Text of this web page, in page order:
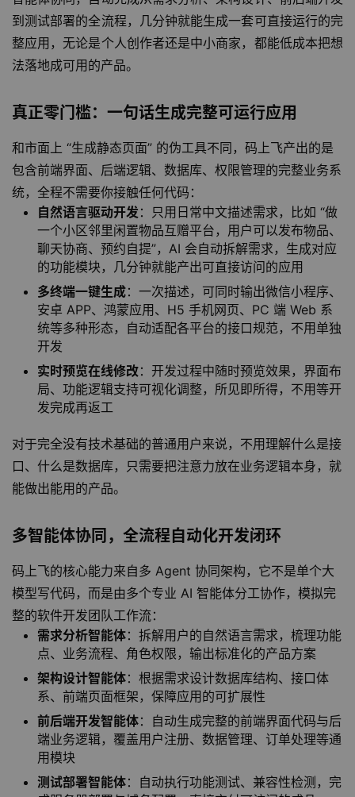
到测试部署的全流程，几分钟就能生成一套可直接运行的完
整应用，无论是个人创作者还是中小商家，都能低成本把想
法落地成可用的产品。
真正零门槛：一句话生成完整可运行应用
和市面上 “生成静态页面” 的伪工具不同，码上飞产出的是
包含前端界面、后端逻辑、数据库、权限管理的完整业务系
统，全程不需要你接触任何代码：
自然语言驱动开发 ：只用日常中文描述需求，比如 “做
一个小区邻里闲置物品互赠平台，用户可以发布物品、
聊天协商、预约自提”，AI 会自动拆解需求，生成对应
的功能模块，几分钟就能产出可直接访问的应用
多终端一键生成：一次描述，可同时输出微信小程序、
安卓 APP、鸿蒙应用、H5 手机网页、PC 端 Web 系
统等多种形态，自动适配各平台的接口规范，不用单独
开发
实时预览在线修改：开发过程中随时预览效果，界面布
局、功能逻辑支持可视化调整，所见即所得，不用等开
发完成再返工
对于完全没有技术基础的普通用户来说，不用理解什么是接
口、什么是数据库，只需要把注意力放在业务逻辑本身，就
能做出能用的产品。
多智能体协同，全流程自动化开发闭环
码上飞的核心能力来自多 Agent 协同架构，它不是单个大
模型写代码，而是由多个专业 AI 智能体分工协作，模拟完
整的软件开发团队工作流：
需求分析智能体：拆解用户的自然语言需求，梳理功能
点、业务流程、角色权限，输出标准化的产品方案
架构设计智能体：根据需求设计数据库结构、接口体
系、前端页面框架，保障应用的可扩展性
前后端开发智能体：自动生成完整的前端界面代码与后
端业务逻辑，覆盖用户注册、数据管理、订单处理等通
用模块
测试部署智能体：自动执行功能测试、兼容性检测，完